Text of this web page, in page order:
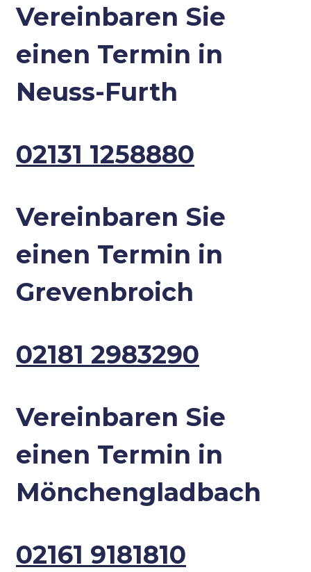
Vereinbaren Sie
einen Termin in
Neuss-Furth
02131 1258880
Vereinbaren Sie
einen Termin in
Grevenbroich
02181 2983290
Vereinbaren Sie
einen Termin in
Mönchengladbach
02161 9181810